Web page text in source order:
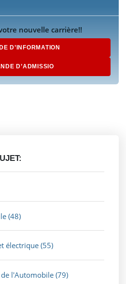
nouvelle carrière!!
D’INFORMATION
D’ADMISSIO
(48)
électrique (55)
de l'Automobile (79)